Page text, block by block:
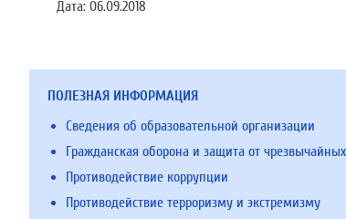
Дата: 06.09.2018
ПОЛЕЗНАЯ ИНФОРМАЦИЯ
Сведения об образовательной организации
Гражданская оборона и защита от
Противодействие коррупции
Противодействие терроризму и экстремизму